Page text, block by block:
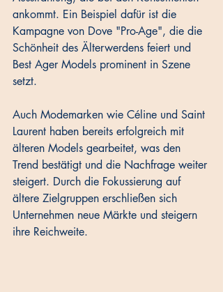
ankommt. Ein Beispiel dafür ist die
Kampagne von Dove "Pro-Age", die die
Schönheit des Älterwerdens feiert und
Best Ager Models prominent in Szene
setzt.
Auch Modemarken wie Céline und Saint
Laurent haben bereits erfolgreich mit
älteren Models gearbeitet, was den
Trend bestätigt und die Nachfrage weiter
steigert. Durch die Fokussierung auf
ältere Zielgruppen erschließen sich
Unternehmen neue Märkte und steigern
ihre Reichweite.